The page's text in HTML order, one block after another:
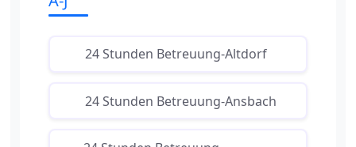
24 Stunden Betreuung-Altdorf
24 Stunden Betreuung-Ansbach